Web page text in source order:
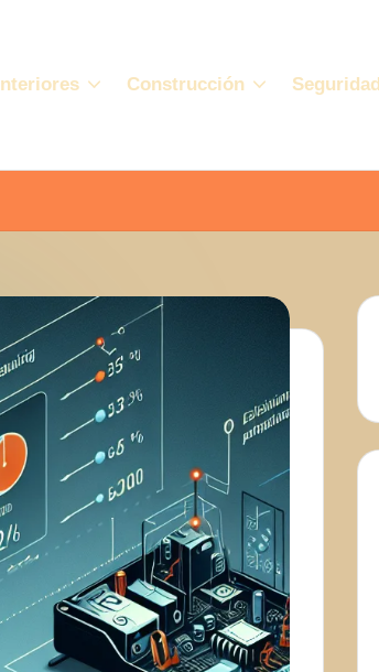
Interiores Construcción Seguridad